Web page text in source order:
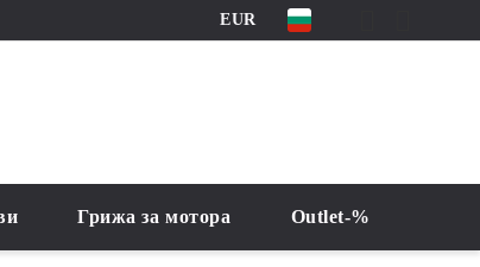
EUR
Грижа за мотора Outlet-%